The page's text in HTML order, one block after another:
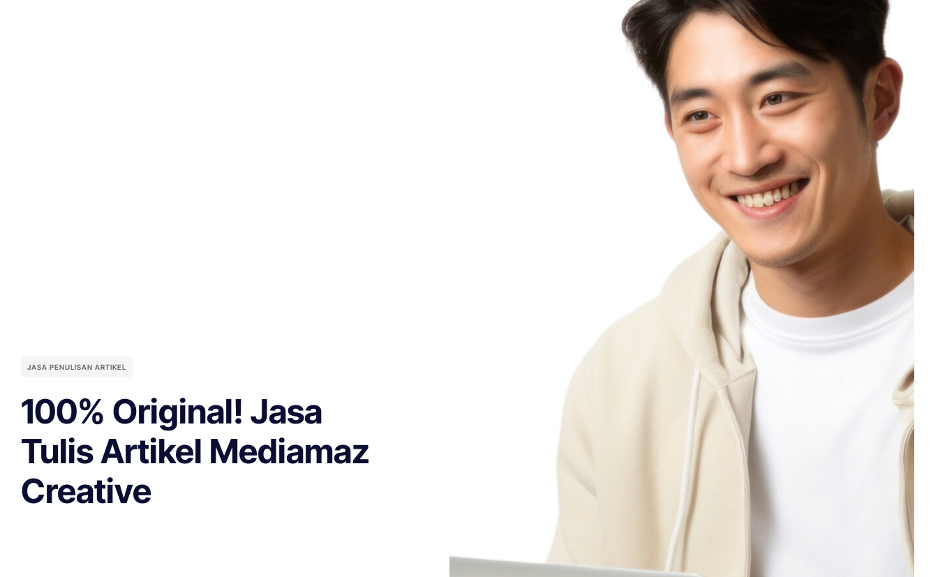
JASA PENULISAN ARTIKEL
100% Original! Jasa
Tulis Artikel Mediamaz
Creative